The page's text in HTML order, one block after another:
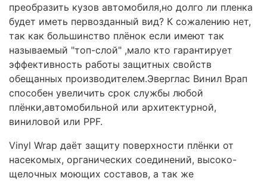
преобразить кузов автомобиля,но долго ли пленка
будет иметь первозданный вид? К сожалению нет,
так как большинство плёнок если имеют так
называемый "топ-слой" ,мало кто гарантирует
эффективность работы защитных свойств
обещанных производителем.Эверглас Винил Врап
способен увеличить срок службы любой
плёнки,автомобильной или архитектурной,
виниловой или PPF.
Vinyl Wrap даёт защиту поверхности плёнки от
насекомых, органических соединений, высоко-
щелочных моющих составов, а так же